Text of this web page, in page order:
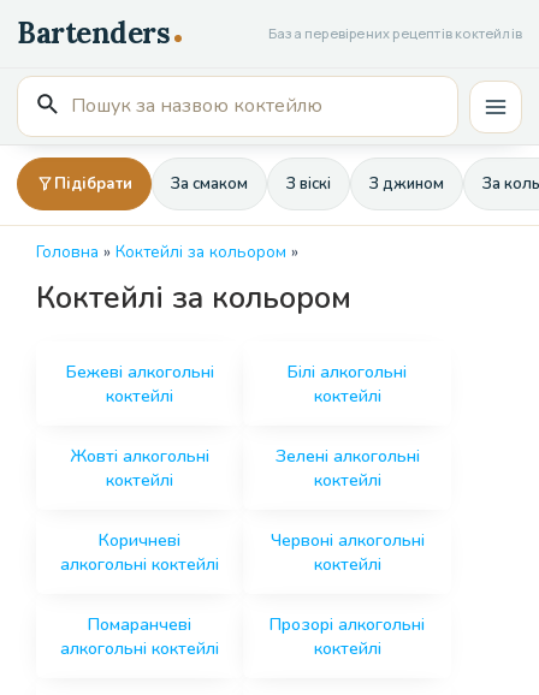
до
вмісту
База перевірених рецептів коктейлів
Пошук
для:
Підібрати За смаком З віскі З джином За
Головна » Коктейлі за кольором »
Коктейлі за кольором
Бежеві алкогольні
коктейлі
Білі алкогольні
коктейлі
Жовті алкогольні
коктейлі
Зелені алкогольні
коктейлі
Коричневі
алкогольні коктейлі
Червоні алкогольні
коктейлі
Помаранчеві
алкогольні коктейлі
Прозорі алкогольні
коктейлі